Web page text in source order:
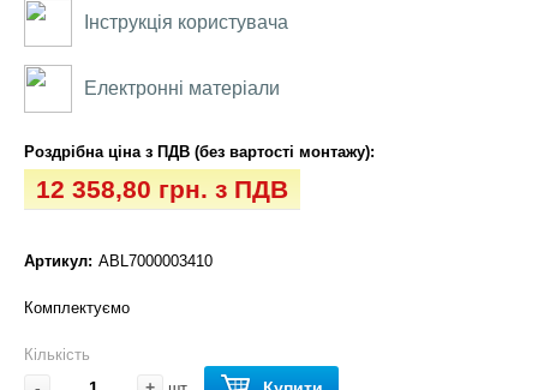
Інструкція користувача
Електронні матеріали
Роздрібна ціна з ПДВ (без вартості монтажу):
12 358,80 грн. з ПДВ
Артикул: ABL7000003410
Комплектуємо
Кількість